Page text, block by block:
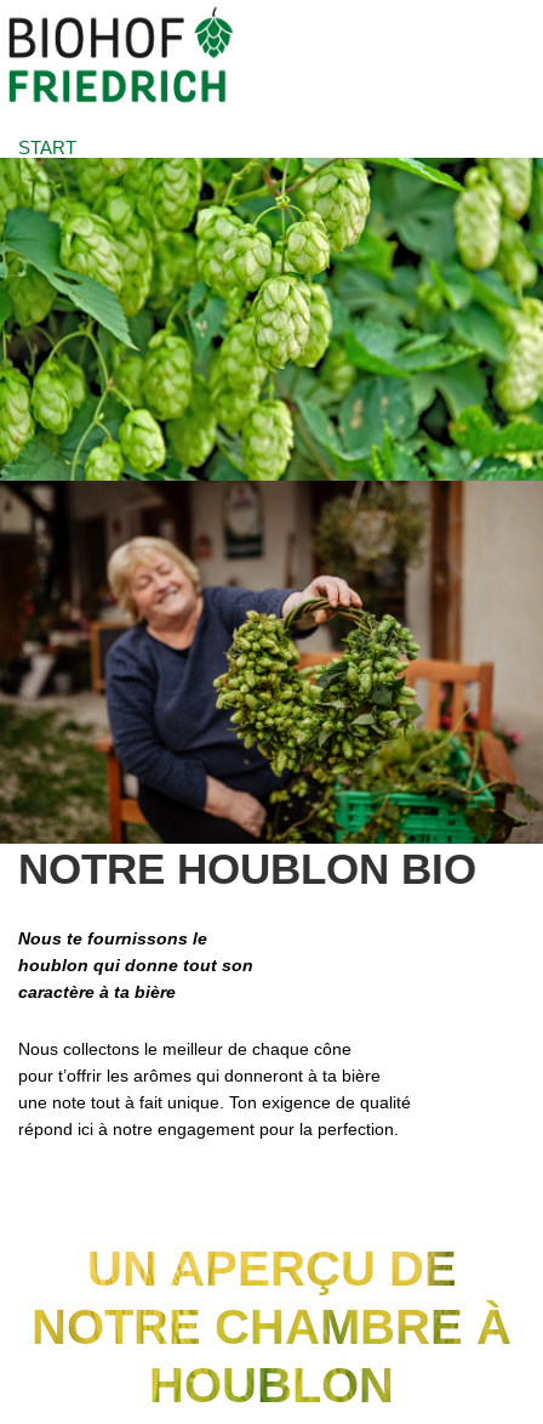
START
À PROPOS DE NOUS
HOUBLON BIO
BOUTIQUE
PRESSE
DOWNLOADS
CONTACT
FR
DEMANDER UN DEVIS PERSONNALISÉ
NOTRE HOUBLON BIO
Nous te fournissons le
houblon qui donne tout son
caractère à ta bière
Nous collectons le meilleur de chaque cône
pour t’offrir les arômes qui donneront à ta bière
une note tout à fait unique. Ton exigence de qualité
répond ici à notre engagement pour la perfection.
UN APERÇU DE
NOTRE CHAMBRE À
HOUBLON